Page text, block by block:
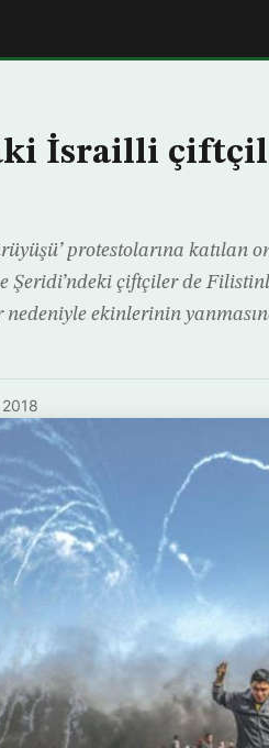
İsrailli
protestolarına katılan
Şeridi’ndeki çiftçiler de
ekinlerinin
2018